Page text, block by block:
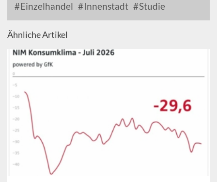
Einzelhandel Innenstadt Studie
Ähnliche Artikel